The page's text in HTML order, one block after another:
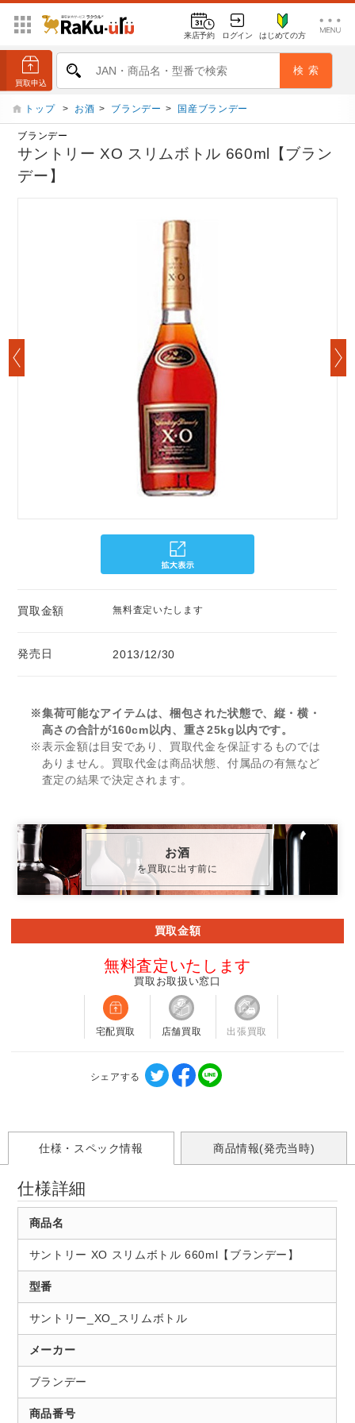
来店予約 ログイン はじめての方
トップ > お酒 > ブランデー > 国産ブランデー
ブランデー
サントリー XO スリムボトル 660ml【ブラン
デー】
買取金額 無料査定いたします
発売日 2013/12/30
※集荷可能なアイテムは、梱包された状態で、縦・横・
高さの合計が160cm以内、重さ25kg以内です。
※表示金額は目安であり、買取代金を保証するものでは
ありません。買取代金は商品状態、付属品の有無など
査定の結果で決定されます。
お酒
を買取に出す前に
買取金額
無料査定いたします
買取お取扱い窓口
宅配買取 店舗買取 出張買取
シェアする
仕様・スペック情報 商品情報(発売当時)
仕様詳細
商品名
サントリー XO スリムボトル 660ml【ブランデー】
型番
サントリー_XO_スリムボトル
メーカー
ブランデー
商品番号